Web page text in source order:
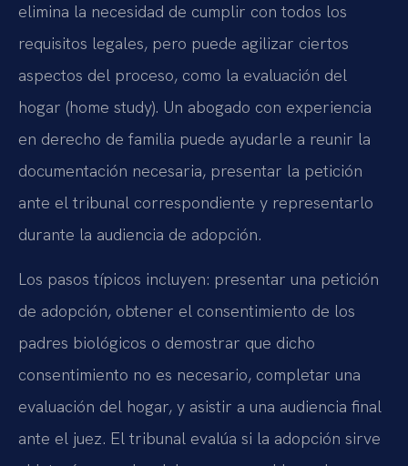
elimina la necesidad de cumplir con todos los
requisitos legales, pero puede agilizar ciertos
aspectos del proceso, como la evaluación del
hogar (home study). Un abogado con experiencia
en derecho de familia puede ayudarle a reunir la
documentación necesaria, presentar la petición
ante el tribunal correspondiente y representarlo
durante la audiencia de adopción.
Los pasos típicos incluyen: presentar una petición
de adopción, obtener el consentimiento de los
padres biológicos o demostrar que dicho
consentimiento no es necesario, completar una
evaluación del hogar, y asistir a una audiencia final
ante el juez. El tribunal evalúa si la adopción sirve